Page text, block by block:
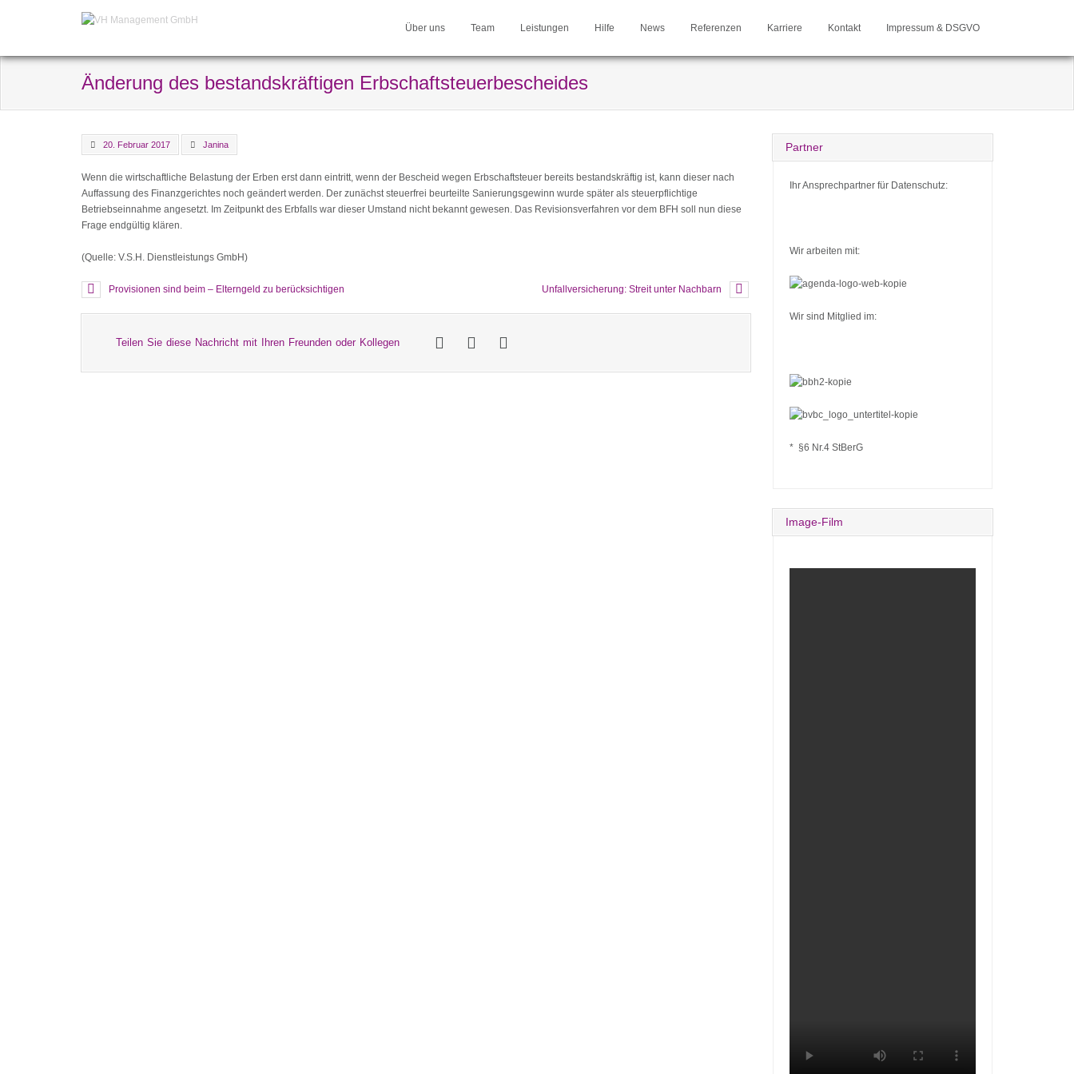
Über uns Team Leistungen Hilfe News Referenzen Karriere Kontakt Impressum & DSGVO
Änderung des bestandskräftigen Erbschaftsteuerbescheides
20. Februar 2017 Janina
Wenn die wirtschaftliche Belastung der Erben erst dann eintritt, wenn der Bescheid wegen Erbschaftsteuer bereits bestandskräftig ist, kann dieser nach
Auffassung des Finanzgerichtes noch geändert werden. Der zunächst steuerfrei beurteilte Sanierungsgewinn wurde später als steuerpflichtige
Betriebseinnahme angesetzt. Im Zeitpunkt des Erbfalls war dieser Umstand nicht bekannt gewesen. Das Revisionsverfahren vor dem BFH soll nun diese
Frage endgültig klären.
(Quelle: V.S.H. Dienstleistungs GmbH)
Provisionen sind beim – Elterngeld zu berücksichtigen Unfallversicherung: Streit unter Nachbarn
Teilen Sie diese Nachricht mit Ihren Freunden oder Kollegen
Partner
Ihr Ansprechpartner für Datenschutz:
Wir arbeiten mit:
Wir sind Mitglied im:
* §6 Nr.4 StBerG
Image-Film